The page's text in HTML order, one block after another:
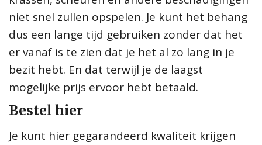
niet snel zullen opspelen. Je kunt het behang
dus een lange tijd gebruiken zonder dat het
er vanaf is te zien dat je het al zo lang in je
bezit hebt. En dat terwijl je de laagst
mogelijke prijs ervoor hebt betaald.
Bestel hier
Je kunt hier gegarandeerd kwaliteit krijgen